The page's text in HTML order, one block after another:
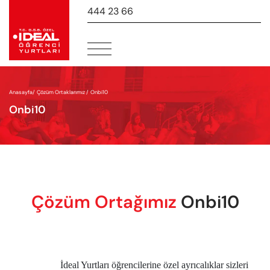
444 23 66
Anasayfa/ Çözüm Ortaklarımız / Onbi10
Onbi10
Çözüm Ortağımız Onbi10
İdeal Yurtları öğrencilerine özel ayrıcalıklar sizleri